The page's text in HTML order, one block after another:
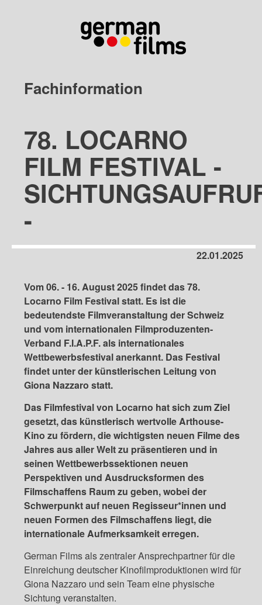
Fachinformation
78. LOCARNO
FILM FESTIVAL -
-
22.01.2025
Vom 06. - 16. August 2025 findet das 78.
Locarno Film Festival statt. Es ist die
bedeutendste Filmveranstaltung der Schweiz
und vom internationalen Filmproduzenten-
Verband F.I.A.P.F. als internationales
Wettbewerbsfestival anerkannt. Das Festival
findet unter der künstlerischen Leitung von
Giona Nazzaro statt.
Das Filmfestival von Locarno hat sich zum Ziel
gesetzt, das künstlerisch wertvolle Arthouse-
Kino zu fördern, die wichtigsten neuen Filme des
Jahres aus aller Welt zu präsentieren und in
seinen Wettbewerbssektionen neuen
Perspektiven und Ausdrucksformen des
Filmschaffens Raum zu geben, wobei der
Schwerpunkt auf neuen Regisseur*innen und
neuen Formen des Filmschaffens liegt, die
internationale Aufmerksamkeit erregen.
German Films als zentraler Ansprechpartner für die
Einreichung deutscher Kinofilmproduktionen wird für
Giona Nazzaro und sein Team eine physische
Sichtung veranstalten.